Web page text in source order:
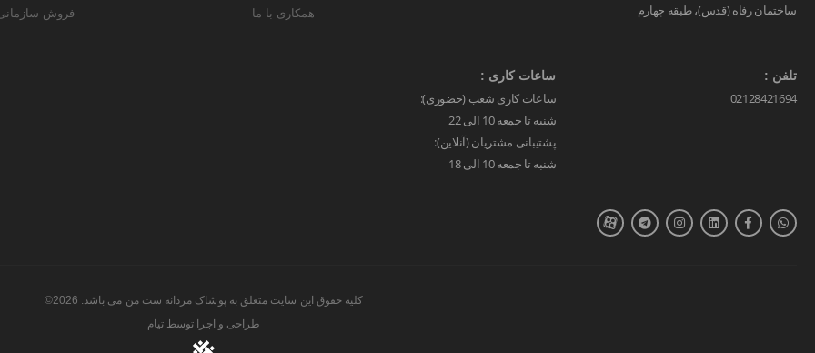
ساختمان رفاه (قدس)، طبقه چهارم
تلفن :
02128421694
ساعات کاری :
ساعات کاری شعب (حضوری):
شنبه تا جمعه 10 الی 22
پشتیبانی مشتریان (آنلاین):
شنبه تا جمعه 10 الی 18
همکاری با ما
فروش
کلیه حقوق این سایت متعلق به پوشاک مردانه ست من می باشد. 2026©
طراحی و اجرا توسط تیام